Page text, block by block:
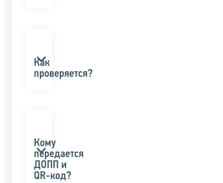
Как
проверяется?
Кому
передается
ДОПП и
QR-код?